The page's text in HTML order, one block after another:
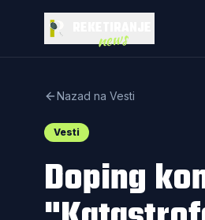
news
Nazad na Vesti
Vesti
Doping